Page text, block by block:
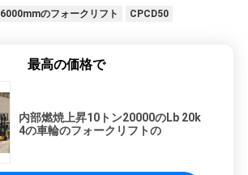
6000mmのフォークリフト CPCD50
最高の価格で
内部燃焼上昇10トン20000のLb 20k
4の車輪のフォークリフトの